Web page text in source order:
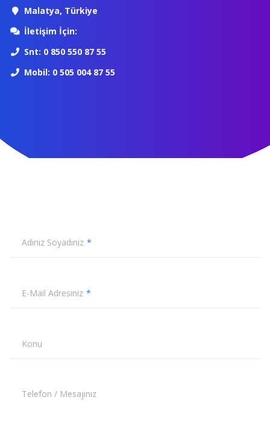
Malatya, Türkiye
İletişim İçin:
Snt: 0 850 550 87 55
Mobil: 0 505 004 87 55
Adınız Soyadınız
E-Mail Adresiniz
Konu
Telefon / Mesajınız